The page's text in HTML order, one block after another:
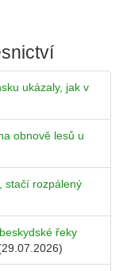
ukázaly, jak v
obnově lesů u
stačí rozpálený
řeky